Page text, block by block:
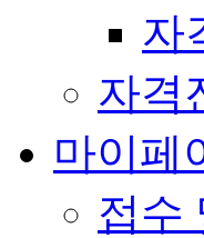
자
자격
마이페
접수